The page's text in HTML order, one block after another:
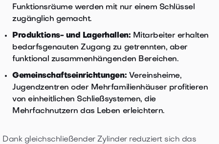
Funktionsräume werden mit nur einem Schlüssel
zugänglich gemacht.
Produktions- und Lagerhallen: Mitarbeiter erhalten
bedarfsgenauten Zugang zu getrennten, aber
funktional zusammenhängenden Bereichen.
Gemeinschaftseinrichtungen: Vereinsheime,
Jugendzentren oder Mehrfamilienhäuser profitieren
von einheitlichen Schließsystemen, die
Mehrfachnutzern das Leben erleichtern.
Dank gleichschließender Zylinder reduziert sich das